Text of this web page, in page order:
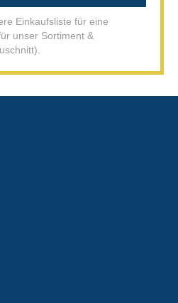
Einkaufsliste für eine
unser Sortiment &